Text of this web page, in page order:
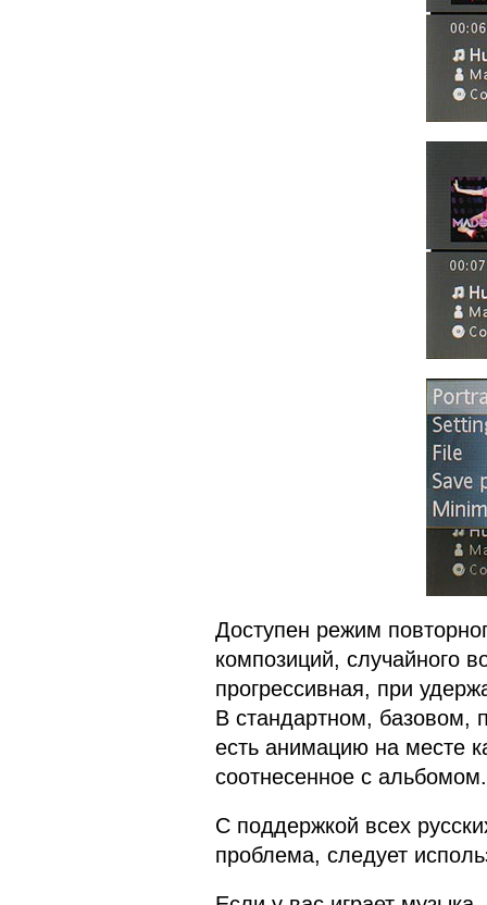
Доступен режим
композиций, случайного
прогрессивная, при
В стандартном, базовом,
есть анимацию на месте
соотнесенное с альбомом.
С поддержкой всех
проблема, следует